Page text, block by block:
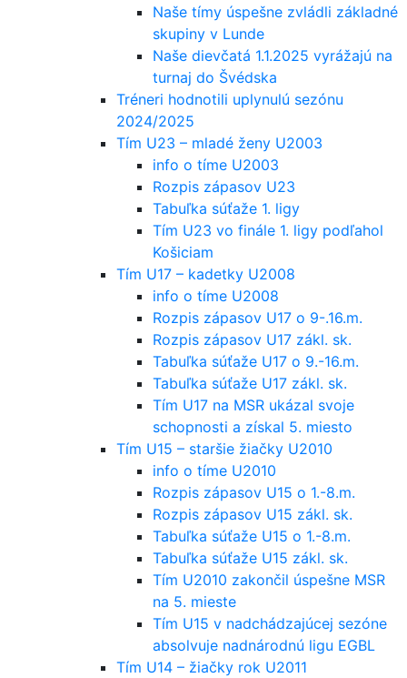
Naše tímy úspešne zvládli základné
skupiny v Lunde
Naše dievčatá 1.1.2025 vyrážajú na
turnaj do Švédska
Tréneri hodnotili uplynulú sezónu
2024/2025
Tím U23 – mladé ženy U2003
info o tíme U2003
Rozpis zápasov U23
Tabuľka súťaže 1. ligy
Tím U23 vo finále 1. ligy podľahol
Košiciam
Tím U17 – kadetky U2008
info o tíme U2008
Rozpis zápasov U17 o 9-.16.m.
Rozpis zápasov U17 zákl. sk.
Tabuľka súťaže U17 o 9.-16.m.
Tabuľka súťaže U17 zákl. sk.
Tím U17 na MSR ukázal svoje
schopnosti a získal 5. miesto
Tím U15 – staršie žiačky U2010
info o tíme U2010
Rozpis zápasov U15 o 1.-8.m.
Rozpis zápasov U15 zákl. sk.
Tabuľka súťaže U15 o 1.-8.m.
Tabuľka súťaže U15 zákl. sk.
Tím U2010 zakončil úspešne MSR
na 5. mieste
Tím U15 v nadchádzajúcej sezóne
absolvuje nadnárodnú ligu EGBL
Tím U14 – žiačky rok U2011